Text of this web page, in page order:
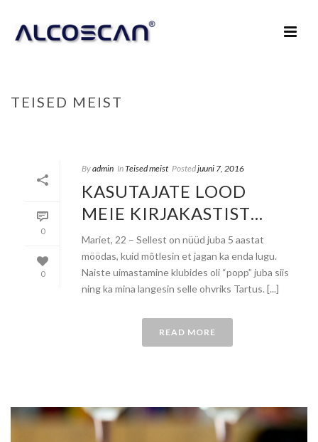
TEISED MEIST
0
0
Byadmin InTeised meist Postedjuuni 7, 2016
KASUTAJATE LOOD
MEIE KIRJAKASTIST…
Mariet, 22 – Sellest on nüüd juba 5 aastat
möödas, kuid mõtlesin et jagan ka enda lugu.
Naiste uimastamine klubides oli “popp” juba siis
ning ka mina langesin selle ohvriks Tartus. [...]
READ MORE